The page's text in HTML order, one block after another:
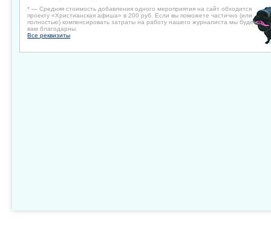
* — Средняя стоимость добавления одного мероприятия на сайт обходится
проекту «Христианская афиша» в 200 руб. Если вы поможете частично (или
полностью) компенсировать затраты на работу нашего журналиста мы будем
вам благодарны.
Все реквизиты